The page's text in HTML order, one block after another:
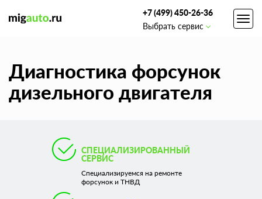
+7 (499) 450-26-36
Выбрать сервис
Диагностика форсунок
дизельного двигателя
СПЕЦИАЛИЗИРОВАННЫЙ
СЕРВИС
Cпециализируемся на ремонте
форсунок и ТНВД